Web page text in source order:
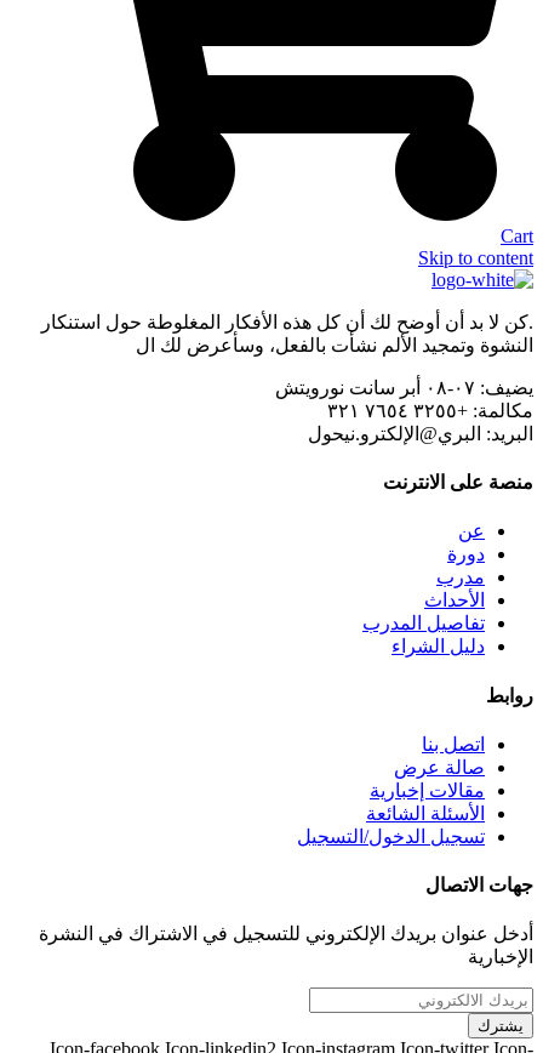
Cart
Skip to content
.كن لا بد أن أوضح لك أن كل هذه الأفكار المغلوطة حول استنكار
النشوة وتمجيد الألم نشأت بالفعل، وسأعرض لك ال
يضيف:
مكالمة: +٣٢٥٥ ٧٦٥٤ ٣٢١
البريد: البري@الإلكترو.نيحول
منصة على الانترنت
عن
دورة
مدرب
الأحداث
تفاصيل المدرب
دليل الشراء
روابط
اتصل بنا
صالة عرض
مقالات إخبارية
الأسئلة الشائعة
تسجيل الدخول/التسجيل
جهات الاتصال
أدخل عنوان بريدك الإلكتروني للتسجيل في الاشتراك في النشرة
الإخبارية
يشترك